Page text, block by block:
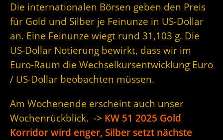
Die internationalen Börsen geben den Preis
für Gold und Silber je Feinunze in US-Dollar
an. Eine Feinunze wiegt rund 31,103 g. Die
US-Dollar Notierung bewirkt, dass wir im
Euro-Raum die Wechselkursentwicklung Euro
/ US-Dollar beobachten müssen.
Am Wochenende erscheint auch unser
Wochenrückblick. -> KW 51 2025 Gold
Korridor wird enger, Silber setzt nächste